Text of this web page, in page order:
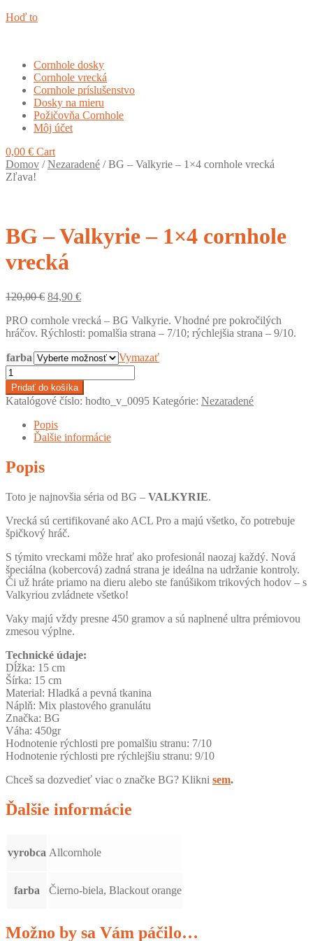
Hoď to
Cornhole dosky
Cornhole vrecká
Cornhole príslušenstvo
Dosky na mieru
Požičovňa Cornhole
Môj účet
0,00 € Cart
Domov /Nezaradené /BG – Valkyrie – 1×4 cornhole vrecká
Zľava!
BG – Valkyrie – 1×4 cornhole
vrecká
120,00€ Original
was:
120,00 €.
84,90 €Current
is:
84,90 €.
PRO cornhole vrecká – BG Valkyrie. Vhodné pre pokročilých
hráčov. Rýchlosti: pomalšia strana – 7/10; rýchlejšia strana – 9/10.
farba
Vymazať
množstvo
BG
-
Valkyrie
cornhole
vrecká
Pridať do košíka
Katalógové číslo: hodto_v_0095 Kategórie: Nezaradené
Popis
Ďalšie informácie
Popis
Toto je najnovšia séria od BG – VALKYRIE.
Vrecká sú certifikované ako ACL Pro a majú všetko, čo potrebuje
špičkový hráč.
S týmito vreckami môže hrať ako profesionál naozaj každý. Nová
špeciálna (kobercová) zadná strana je ideálna na udržanie kontroly.
Či už hráte priamo na dieru alebo ste fanúšikom trikových hodov – s
Valkyriou zvládnete všetko!
Vaky majú vždy presne 450 gramov a sú naplnené ultra prémiovou
zmesou výplne.
Technické údaje:
Dĺžka: 15 cm
Šírka: 15 cm
Material: Hladká a pevná tkanina
Náplň: Mix plastového granulátu
Značka: BG
Váha: 450gr
Hodnotenie rýchlosti pre pomalšiu stranu: 7/10
Hodnotenie rýchlosti pre rýchlejšiu stranu: 9/10
Chceš sa dozvedieť viac o značke BG? Klikni sem.
Ďalšie informácie
vyrobca Allcornhole
farba Čierno-biela, Blackout orange
Možno by sa Vám páčilo…